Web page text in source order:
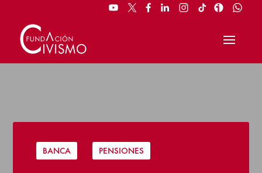
BANCA PENSIONES